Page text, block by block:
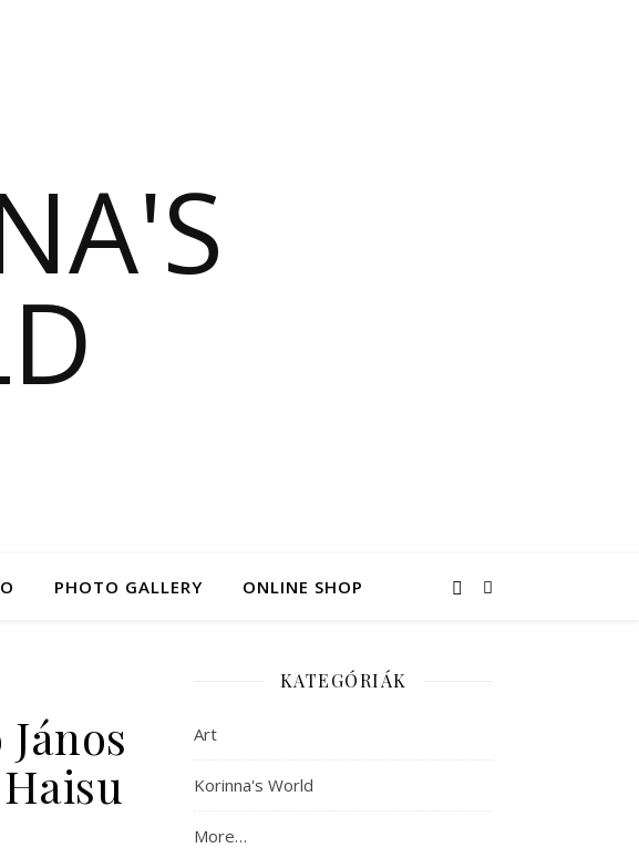
PHOTO GALLERY ONLINE SHOP
KATEGÓRIÁK
Art
Korinna's World
More…